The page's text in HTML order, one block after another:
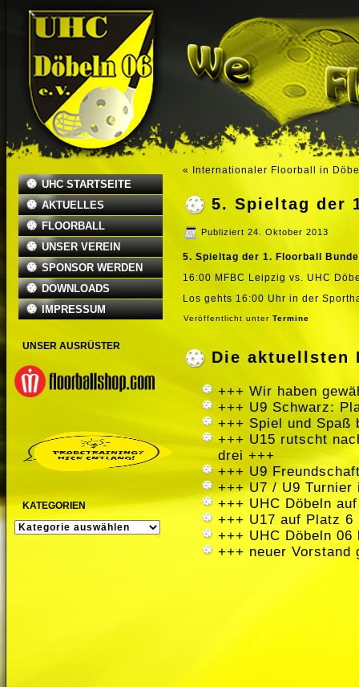
UHC STARTSEITE
AKTUELLES
FLOORBALL
UNSER VEREIN
SPONSOR WERDEN
DOWNLOADS
IMPRESSUM
UNSER AUSRÜSTER
KATEGORIEN
KATEGORIEN
« Internationaler Floorball in
5. Spieltag der
Publiziert 24. Oktober 2013
5. Spieltag der 1. Floorball
16:00 MFBC Leipzig vs. UHC
Los gehts 16:00 Uhr in der
Veröffentlicht unter Termine
Die aktuellsten
+++ Wir haben
+++ U9 Schwarz:
+++ Spiel und Spaß
+++ U15 rutscht
drei +++
+++ U9
+++ U7 / U9 Turnier
+++ UHC Döbeln
+++ U17 auf Platz
+++ UHC Döbeln
+++ neuer Vorstand